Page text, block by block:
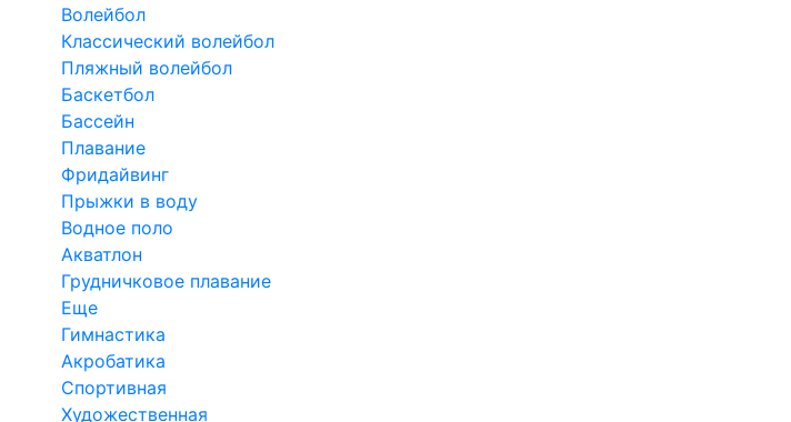
Волейбол
Классический волейбол
Пляжный волейбол
Баскетбол
Бассейн
Плавание
Фридайвинг
Прыжки в воду
Водное поло
Акватлон
Грудничковое плавание
Еще
Гимнастика
Акробатика
Спортивная
Художественная